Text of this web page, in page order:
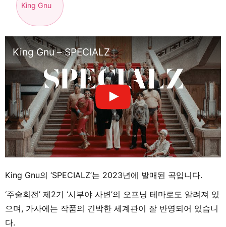
King Gnu
King Gnu – SPECIALZ
King Gnu의 ‘SPECIALZ’는 2023년에 발매된 곡입니다.
‘주술회전’ 제2기 ‘시부야 사변’의 오프닝 테마로도 알려져 있
으며, 가사에는 작품의 긴박한 세계관이 잘 반영되어 있습니
다.